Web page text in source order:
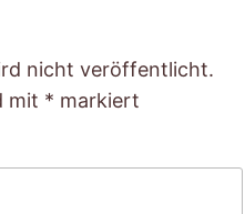
nicht veröffentlicht.
mit * markiert